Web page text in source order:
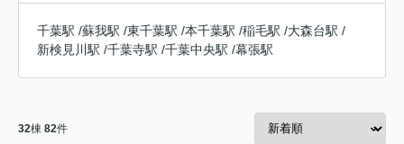
千葉駅 /蘇我駅 /東千葉駅 /本千葉駅 /稲毛駅 /大森台駅 /
新検見川駅 /千葉寺駅 /千葉中央駅 /幕張駅
32棟 82件